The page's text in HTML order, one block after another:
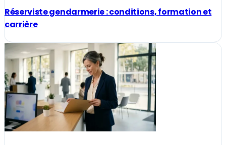
Réserviste gendarmerie : conditions, formation et
carrière